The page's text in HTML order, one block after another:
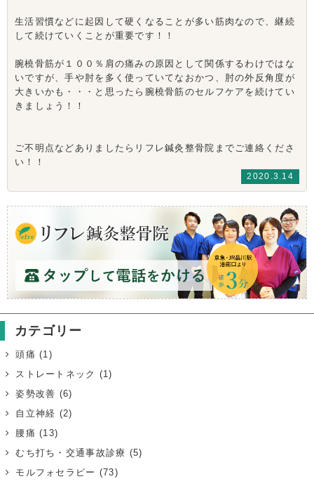
生活習慣などに起因して硬くなることが多い筋肉なので、継続
して続けていくことが重要です！！
腕橈骨筋が１００％肩の痛みの原因として関係するわけではな
いですが、手や肘を多く使っていてなおかつ、肘の外反角度が
大きいかも・・・と思ったら腕橈骨筋のセルフケアを続けてい
きましょう！！
ご不明点などありましたらリフレ鍼灸整骨院までご連絡くださ
い！！
2020.3.14
カテゴリー
頭痛 (1)
ストレートネック (1)
姿勢改善 (6)
自立神経 (2)
腰痛 (13)
むち打ち・交通事故診療 (5)
モルフォセラピー (73)